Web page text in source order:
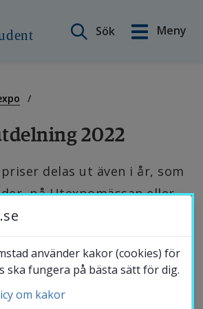
Sök
Meny
2022
delas ut även i år, som
på Utexpomässan eller
att
English
A–Ö
använder kakor (cookies) för
ska fungera på bästa sätt för dig.
om kakor